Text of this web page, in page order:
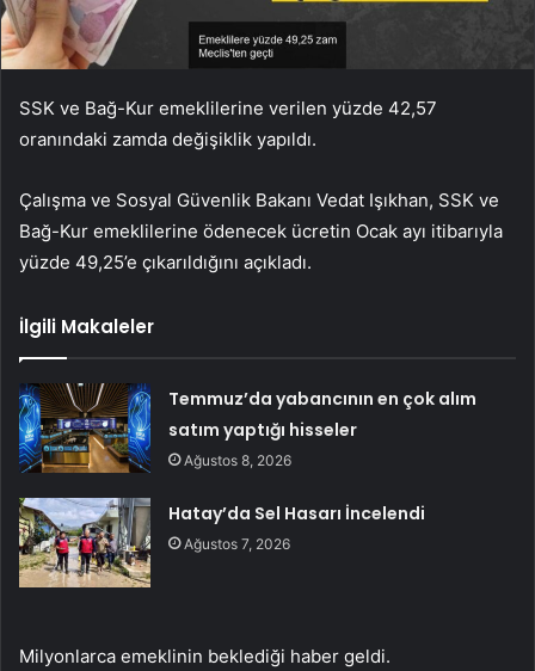
SSK ve Bağ-Kur emeklilerine verilen yüzde 42,57
oranındaki zamda değişiklik yapıldı.
Çalışma ve Sosyal Güvenlik Bakanı Vedat Işıkhan, SSK ve
Bağ-Kur emeklilerine ödenecek ücretin Ocak ayı itibarıyla
yüzde 49,25’e çıkarıldığını açıkladı.
İlgili Makaleler
Temmuz’da yabancının en çok alım
satım yaptığı hisseler
Ağustos 8, 2026
Hatay’da Sel Hasarı İncelendi
Ağustos 7, 2026
Milyonlarca emeklinin beklediği haber geldi.